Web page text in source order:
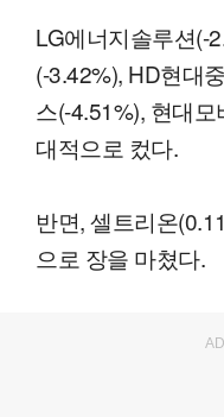
LG에너지솔루션(-
(-3.42%), HD현대
스(-4.51%), 현대
대적으로 컸다.
반면, 셀트리온
으로 장을 마쳤다.